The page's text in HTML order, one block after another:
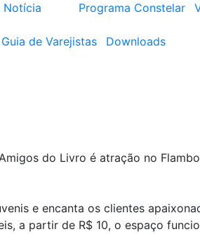
Notícia
Programa Constelar
Guia de Varejistas Downloads
do Livro é atração no
e encanta os clientes
a partir de R$ 10, o espaço